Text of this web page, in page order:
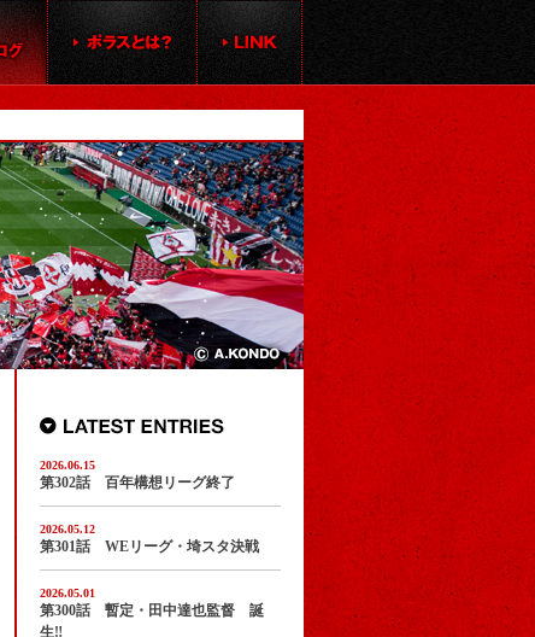
2026.06.15
第302話 百年構想リーグ終了
2026.05.12
第301話 WEリーグ・埼スタ決戦
2026.05.01
第300話 暫定・田中達也監督 誕
生‼